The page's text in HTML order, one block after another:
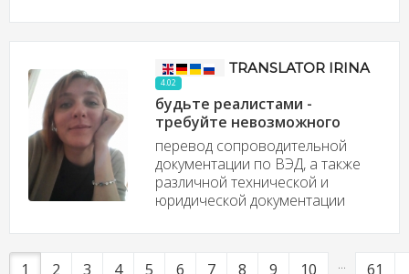
TRANSLATOR IRINA
4.02
будьте реалистами -
требуйте невозможного
перевод сопроводительной
документации по ВЭД, а также
различной технической и
юридической документации
1 2 3 4 5 6 7 8 9 10 ... 61